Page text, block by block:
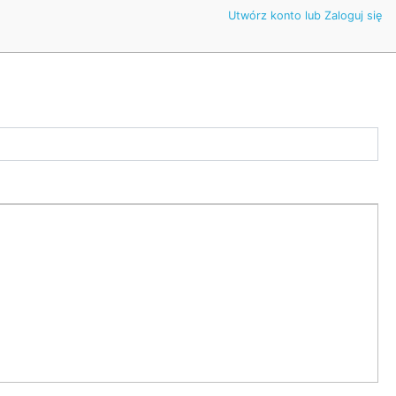
Utwórz konto lub Zaloguj się